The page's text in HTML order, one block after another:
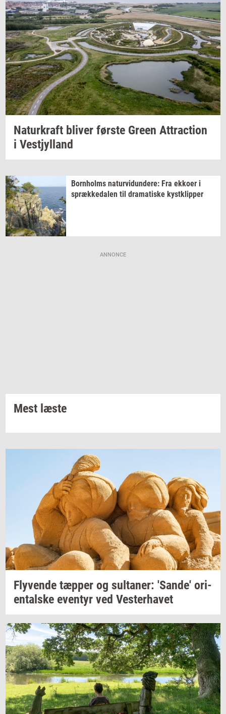
Na­tur­kraft bli­ver før­ste Green At­tra­ction
i Ve­stjyl­land
Born­holms na­tur­vi­dun­de­re: Fra ek­ko­er i
spræk­ke­da­len til dra­ma­ti­ske kyst­klip­per
ANNONCE
Mest læste
Fly­ven­de tæp­per og sul­ta­ner: 'Sande' ori­
en­tal­ske even­tyr ved Ve­ster­ha­vet